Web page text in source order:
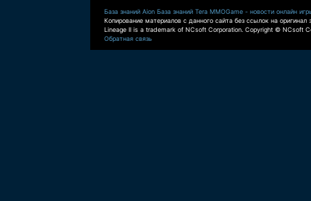
База знаний Aion База знаний Tera MMOGame - новости онлайн
Копирование материалов с данного сайта без ссылок на оригинал
Lineage II is a trademark of NCsoft Corporation. Copyright © NCsoft
Обратная связь